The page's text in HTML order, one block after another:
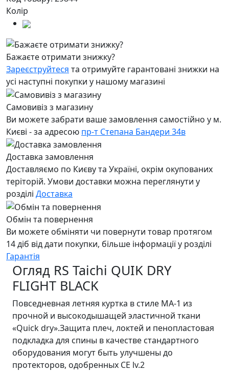
Колір
Бажаєте отримати знижку?
Зареєструйтеся та отримуйте гарантовані знижки на
усі наступні покупки у нашому магазині
Самовивіз з магазину
Ви можете забрати ваше замовлення самостійно у м.
Києві - за адресою пр-т Степана Бандери 34в
Доставка замовлення
Доставляємо по Києву та Україні, окрім окупованих
теріторій. Умови доставки можна переглянути у
розділі Доставка
Обмін та повернення
Ви можете обміняти чи повернути товар протягом
14 діб від дати покупки, більше інформації у розділі
Гарантія
Огляд RS Taichi QUIK DRY
FLIGHT BLACK
Повседневная летняя куртка в стиле MA-1 из
прочной и высокодышащей эластичной ткани
«Quick dry».Защита плеч, локтей и пенопластовая
подкладка для спины в качестве стандартного
оборудования могут быть улучшены до
протекторов, одобренных CE lv.2